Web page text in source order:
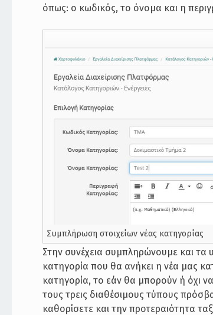
όπως: ο κωδικός, το όνομα και η
Συμπλήρωση στοιχείων νέας κατηγορίας
Στην συνέχεια συμπληρώνουμε και τα
κατηγορία που θα ανήκει η νέα μας
κατηγορία, το εάν θα μπορούν ή όχι
τους τρεις διαθέσιμους τύπους
καθορίσετε και την προτεραιότητα